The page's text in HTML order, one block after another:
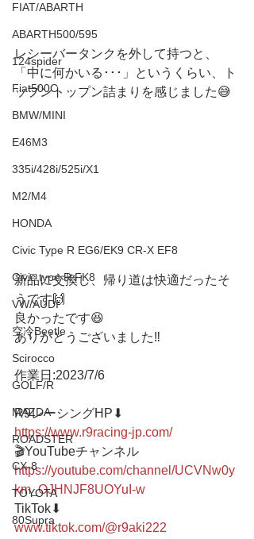
FIAT/ABARTH
ABARTH500/595
124spider
Fiat500C
BMW/MINI
E46M3
335i/428i/525i/X1
M2/M4
HONDA
Civic Type R EG6/EK9 CR-X EF8
Civic type R FK8
VW/AUDI
空冷Beetle
Scirocco
GOLF/R
MAZDA
ROADSTER
CX-8
TOYOTA
80Supra
レシーバータンクを外して持つと、
「中に何かいる･･･」というくらい、ト
ップントップン詰まりを感じました😅
新品に交換し、帰り道は快適だったそ
うです🙌
良かったです😆
ありがとうございました‼️
作業日:2023/7/6
R9レーシングHP⬇︎
https://www.r9racing-jp.com/
🎬YouTubeチャンネル
https://youtube.com/channel/UCVNw0y
km_OJHNJF8UOYuI-w
TikTok⬇︎
www.tiktok.com/@r9aki222